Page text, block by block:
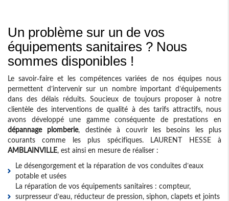
Un problème sur un de vos
équipements sanitaires ? Nous
sommes disponibles !
Le savoir-faire et les compétences variées de nos équipes nous
permettent d’intervenir sur un nombre important d’équipements
dans des délais réduits. Soucieux de toujours proposer à notre
clientèle des interventions de qualité à des tarifs attractifs, nous
avons développé une gamme conséquente de prestations en
dépannage plomberie, destinée à couvrir les besoins les plus
courants comme les plus spécifiques. LAURENT HESSE à
AMBLAINVILLE, est ainsi en mesure de réaliser :
Le désengorgement et la réparation de vos conduites d’eaux
potable et usées
La réparation de vos équipements sanitaires : compteur,
surpresseur d’eau, réducteur de pression, siphon, clapets et joints